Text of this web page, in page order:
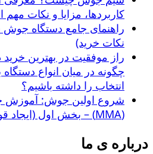
کاربردها، مزایا و نکات
راهنمای جامع دستگاه
نکات خرید)
راز موفقیت در بهترین
چگونه در میان انواع
انتخاب را داشته باشیم؟
شروع اولین جوش: آموزش
(MMA) – بخش اول (ایجاد قوس)
درباره ی ما